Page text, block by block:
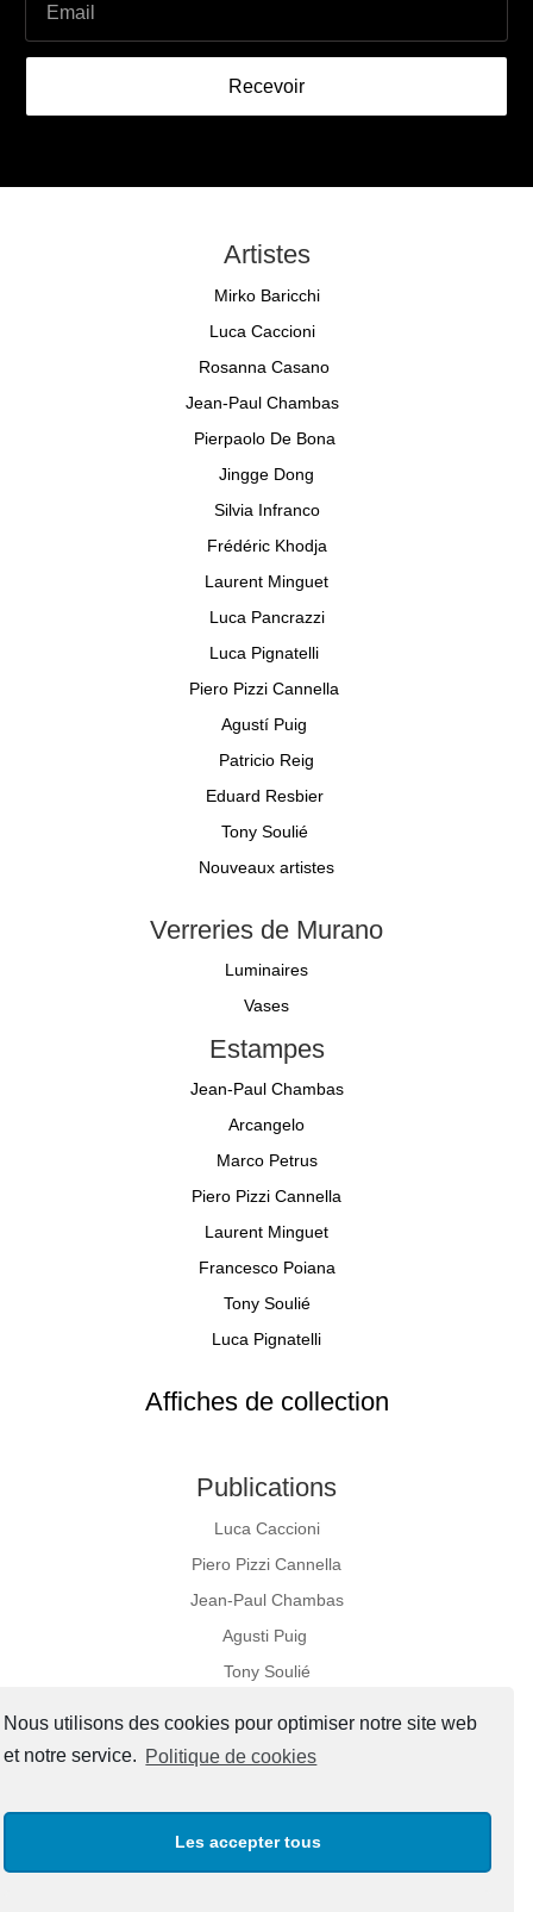
Nous utilisons des cookies pour optimiser notre site web
et notre service. Politique de cookies
Les accepter tous
Recevoir
Artistes
Mirko Baricchi
Luca Caccioni
Rosanna Casano
Jean-Paul Chambas
Pierpaolo De Bona
Jingge Dong
Silvia Infranco
Frédéric Khodja
Laurent Minguet
Luca Pancrazzi
Luca Pignatelli
Piero Pizzi Cannella
Agustí Puig
Patricio Reig
Eduard Resbier
Tony Soulié
Nouveaux artistes
Verreries de Murano
Luminaires
Vases
Estampes
Jean-Paul Chambas
Arcangelo
Marco Petrus
Piero Pizzi Cannella
Laurent Minguet
Francesco Poiana
Tony Soulié
Luca Pignatelli
Affiches de collection
Publications
Luca Caccioni
Piero Pizzi Cannella
Jean-Paul Chambas
Agusti Puig
Tony Soulié
Réseaux sociaux